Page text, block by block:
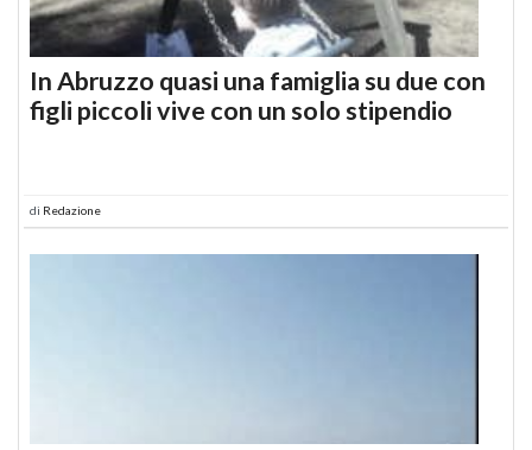
In Abruzzo quasi una famiglia su due con
figli piccoli vive con un solo stipendio
di Redazione